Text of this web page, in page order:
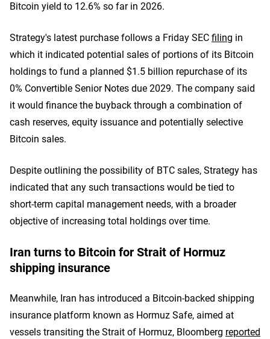
Bitcoin yield to 12.6% so far in 2026.
Strategy's latest purchase follows a Friday SECfiling in
which it indicated potential sales of portions of its Bitcoin
holdings to fund a planned $1.5 billion repurchase of its
0% Convertible Senior Notes due 2029. The company said
it would finance the buyback through a combination of
cash reserves, equity issuance and potentially selective
Bitcoin sales.
Despite outlining the possibility of BTC sales, Strategy has
indicated that any such transactions would be tied to
short-term capital management needs, with a broader
objective of increasing total holdings over time.
Iran turns to Bitcoin for Strait of Hormuz
shipping insurance
Meanwhile, Iran has introduced a Bitcoin-backed shipping
insurance platform known as Hormuz Safe, aimed at
vessels transiting the Strait of Hormuz, Bloomberg reported